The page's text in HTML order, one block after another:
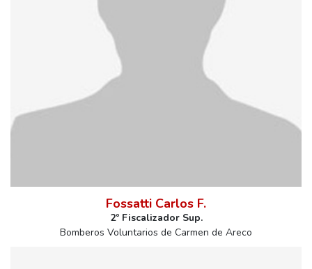
Fossatti Carlos F.
2º Fiscalizador Sup.
Bomberos Voluntarios de Carmen de Areco